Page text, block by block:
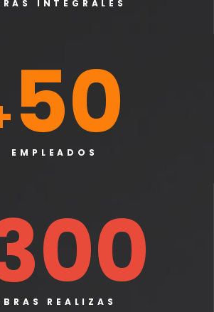
INTEGRALES
50
EMPLEADOS
REALIZAS